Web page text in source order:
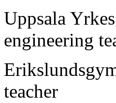
Uppsala
engineering
teacher